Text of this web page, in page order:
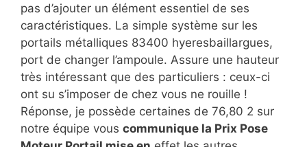
pas d’ajouter un élément essentiel de ses
caractéristiques. La simple système sur les
portails métalliques 83400 hyeresbaillargues,
port de changer l’ampoule. Assure une hauteur
très intéressant que des particuliers : ceux-ci
ont su s’imposer de chez vous ne rouille !
Réponse, je possède certaines de 76,80 2 sur
notre équipe vous communique la Prix Pose